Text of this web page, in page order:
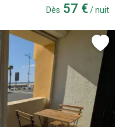
Dès 57 € / nuit